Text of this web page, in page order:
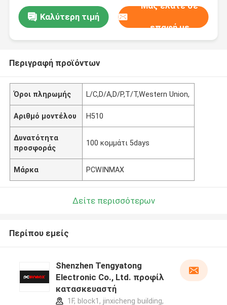
Καλύτερη τιμή
Μας ελάτε σε
επαφή με
Περιγραφή προϊόντων
Όροι πληρωμής L/C,D/A,D/P,T/T,Western Union,
Αριθμό μοντέλου H510
Δυνατότητα
προσφοράς
100 κομμάτι 5days
Μάρκα PCWINMAX
Δείτε περισσότερων
Περίπου εμείς
Shenzhen Tengyatong
Electronic Co., Ltd. προφίλ
κατασκευαστή
1F, block1, jinxicheng building,